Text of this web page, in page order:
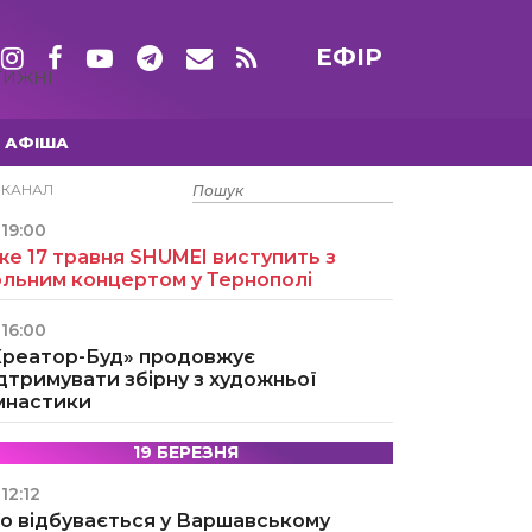
ЕФІР
АФІША
15 ТРАВНЯ
19:00
17 травня SHUMEI виступить з
концертом у Тернополі
16:00
Буд» продовжує
збірну з художньої
19 БЕРЕЗНЯ
12:12
відбувається у Варшавському